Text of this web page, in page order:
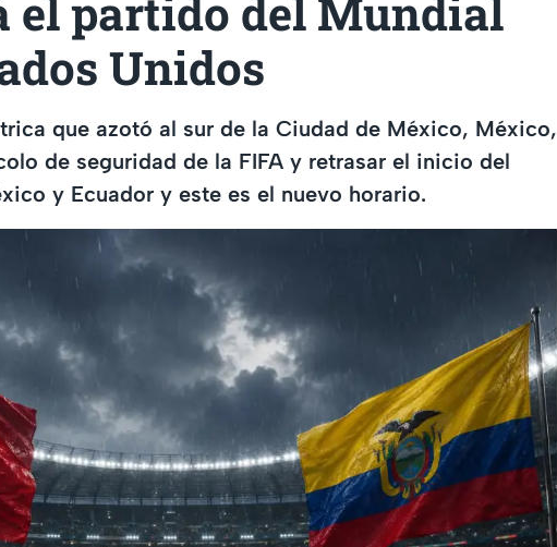
el partido del Mundial
Unidos
que azotó al sur de la Ciudad de México, México,
de seguridad de la FIFA y retrasar el inicio del
y Ecuador y este es el nuevo horario.